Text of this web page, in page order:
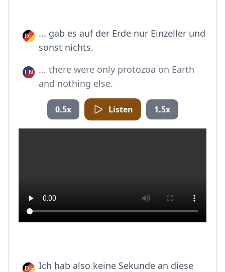
... gab es auf der Erde nur Einzeller und
sonst nichts.
... there were only protozoa on Earth
and nothing else.
0.5x Listen 1.5x
Ich hab also keine Sekunde an diese